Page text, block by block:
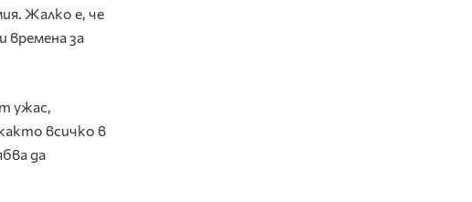
Жалко е, че
времена за
ужас,
всичко в
да